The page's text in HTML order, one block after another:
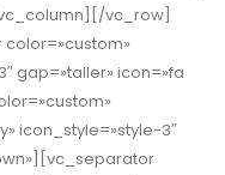
vc_row]
gap=»taller» icon=»fa
icon_style=»style-3″